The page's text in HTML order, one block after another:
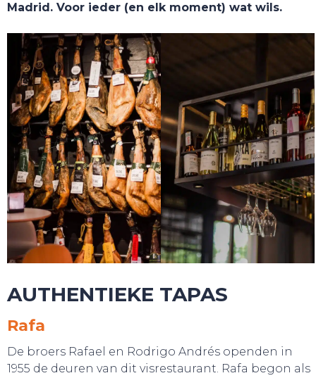
Madrid. Voor ieder (en elk moment) wat wils.
AUTHENTIEKE TAPAS
Rafa
De broers Rafael en Rodrigo Andrés openden in
1955 de deuren van dit visrestaurant. Rafa begon als